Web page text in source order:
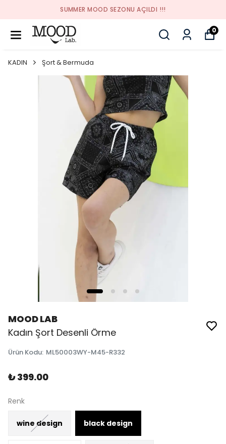
SUMMER MOOD SEZONU AÇILDI !!!
0
KADIN Şort & Bermuda
MOOD LAB
Kadın Şort Desenli Örme
Ürün Kodu: ML50003WY-M45-R332
₺ 399.00
Renk
wine design black design